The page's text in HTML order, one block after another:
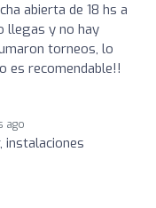
abierta de 18 hs a
llegas y no hay
torneos, lo
es recomendable!!
ago
instalaciones